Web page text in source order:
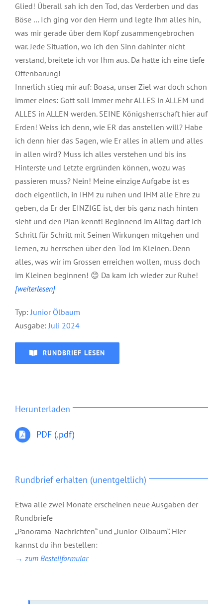
Glied! Überall sah ich den Tod, das Verderben und das
Böse … Ich ging vor den Herrn und legte Ihm alles hin,
was mir gerade über dem Kopf zusammengebrochen
war. Jede Situation, wo ich den Sinn dahinter nicht
verstand, breitete ich vor Ihm aus. Da hatte ich eine tiefe
Offenbarung!
Innerlich stieg mir auf: Boasa, unser Ziel war doch schon
immer eines: Gott soll immer mehr ALLES in ALLEM und
ALLES in ALLEN werden. SEINE Königsherrschaft hier auf
Erden! Weiss ich denn, wie ER das anstellen will? Habe
ich denn hier das Sagen, wie Er alles in allem und alles
in allen wird? Muss ich alles verstehen und bis ins
Hinterste und Letzte ergründen können, wozu was
passieren muss? Nein! Meine einzige Aufgabe ist es
doch eigentlich, in IHM zu ruhen und IHM alle Ehre zu
geben, da Er der EINZIGE ist, der bis ganz nach hinten
sieht und den Plan kennt! Beginnend im Alltag darf ich
Schritt für Schritt mit Seinen Wirkungen mitgehen und
lernen, zu herrschen über den Tod im Kleinen. Denn
alles, was wir im Grossen erreichen wollen, muss doch
im Kleinen beginnen! 😊 Da kam ich wieder zur Ruhe!
[weiterlesen]
Typ: Junior Ölbaum
Ausgabe: Juli 2024
RUNDBRIEF LESEN
Herunterladen
PDF (.pdf)
Rundbrief erhalten (unentgeltlich)
Etwa alle zwei Monate erscheinen neue Ausgaben der
Rundbriefe
„Panorama-Nachrichten“ und „Junior-Ölbaum“. Hier
kannst du ihn bestellen:
→ zum Bestellformular